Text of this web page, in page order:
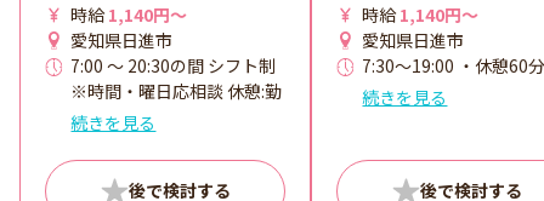
時給 1,140円～
愛知県日進市
7:00 ～ 20:30の間 シフト制
※時間・曜日応相談 休憩:勤
務時間に応じて取得
続きを見る
時給 1,140円～
愛知県日進市
7:30～19:00 ・休憩60
続きを見る